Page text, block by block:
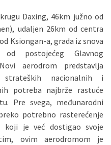
Daxing, 46km južno od
udaljen 26km od centra
Ksiongan-a, grada iz snova
postojećeg Glavnog
aerodrom predstavlja
nacionalnih i
potreba najbrže rastuće
Pre svega, međunarodni
potrebno rasterećenje
koji je već dostigao svoje
ovim aerodromom je